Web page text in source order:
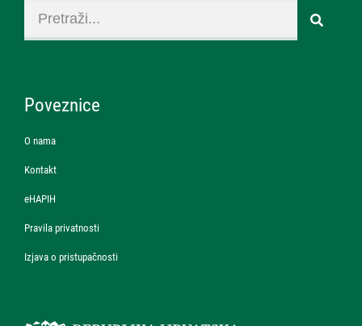
Poveznice
O nama
Kontakt
eHAPIH
Pravila privatnosti
Izjava o pristupačnosti